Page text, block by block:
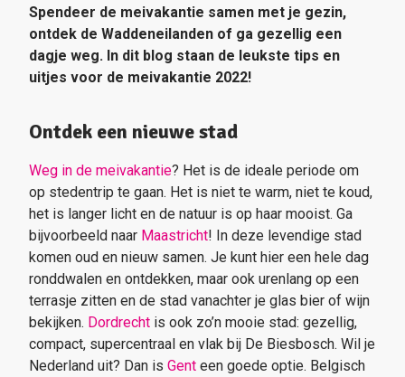
Spendeer de meivakantie samen met je gezin,
ontdek de Waddeneilanden of ga gezellig een
dagje weg. In dit blog staan de leukste tips en
uitjes voor de meivakantie 2022!
Ontdek een nieuwe stad
Weg in de meivakantie? Het is de ideale periode om
op stedentrip te gaan. Het is niet te warm, niet te koud,
het is langer licht en de natuur is op haar mooist. Ga
bijvoorbeeld naar Maastricht! In deze levendige stad
komen oud en nieuw samen. Je kunt hier een hele dag
ronddwalen en ontdekken, maar ook urenlang op een
terrasje zitten en de stad vanachter je glas bier of wijn
bekijken. Dordrecht is ook zo’n mooie stad: gezellig,
compact, supercentraal en vlak bij De Biesbosch. Wil je
Nederland uit? Dan is Gent een goede optie. Belgisch